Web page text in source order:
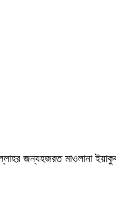
জন্যহজরত মাওলানা